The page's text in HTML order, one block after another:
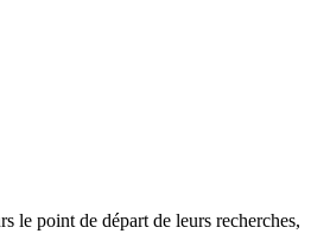
le point de départ de leurs recherches,